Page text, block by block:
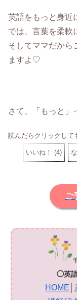
英語をもっと身近
では、言葉を柔軟
そしてママだから
ますよ♡
さて、「もっと
読んだらクリックして
いいね！ (4)
ご
◯英
HOME